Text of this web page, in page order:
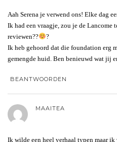
Aah Serena je verwend ons! Elke dag
Ik had een vraagje, zou je de
reviewen??
?
Ik heb gehoord dat die foundation erg
gemengde huid. Ben benieuwd wat jij
BEANTWOORDEN
MAAITEA
Ik wilde een heel verhaal typen maar